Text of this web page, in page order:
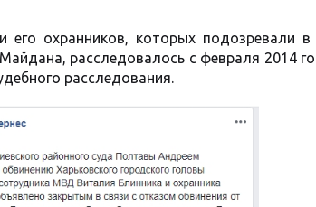
охранников, которых подозревали в
расследовалось с февраля 2014
расследования.